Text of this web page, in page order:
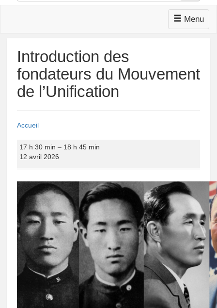
Menu
Introduction des
fondateurs du Mouvement
de l’Unification
Accueil
Introduction
des
Mouvement
l’Unification
17 h 30 min – 18 h 45 min
12 avril 2026